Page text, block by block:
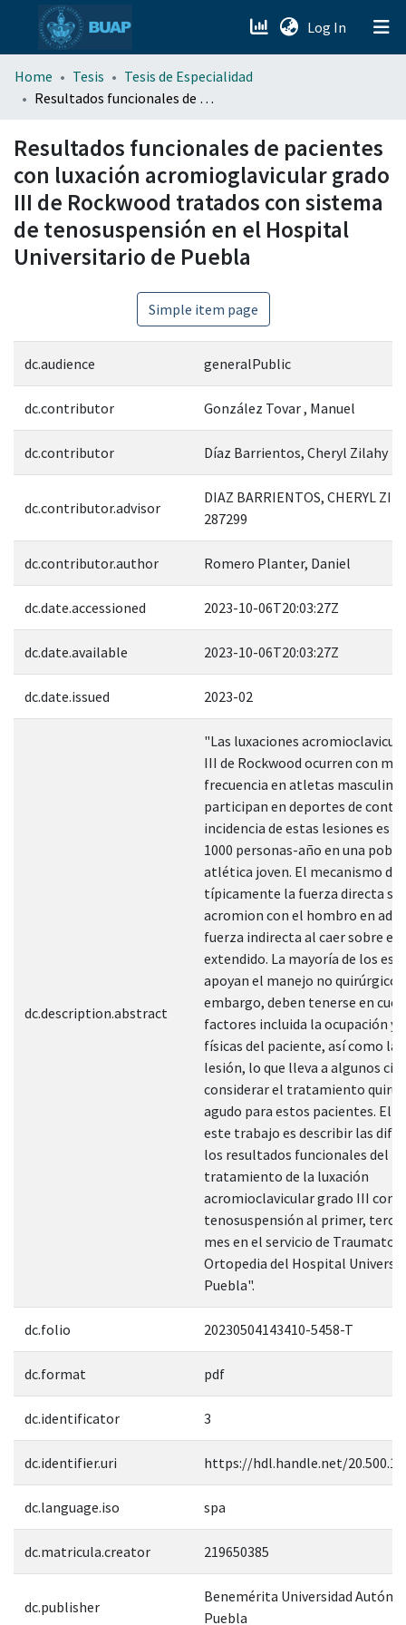
Log In (current)
menu.section.about_menu
Home Tesis
Tesis de Especialidad
Resultados funcionales de pacientes con luxación acromioglavicular grado III de Rockwood tratados con sistema de tenosuspensión en el Hospital Universitario de Puebla
Resultados funcionales de pacientes
con luxación acromioglavicular grado
III de Rockwood tratados con sistema
de tenosuspensión en el Hospital
Universitario de Puebla
Simple item page
dc.audience generalPublic
dc.contributor González Tovar , Manuel
dc.contributor Díaz Barrientos, Cheryl Zilahy
dc.contributor.advisor
DIAZ BARRIENTOS, CHERYL
287299
dc.contributor.author Romero Planter, Daniel
dc.date.accessioned 2023-10-06T20:03:27Z
dc.date.available 2023-10-06T20:03:27Z
dc.date.issued 2023-02
dc.description.abstract
"Las luxaciones
III de Rockwood ocurren con
frecuencia en atletas
participan en deportes de
incidencia de estas lesiones es
1000 personas-año en una
atlética joven. El mecanismo de
típicamente la fuerza directa
acromion con el hombro en
fuerza indirecta al caer sobre el
extendido. La mayoría de los
apoyan el manejo no quirúrgico,
embargo, deben tenerse en
factores incluida la ocupación y
físicas del paciente, así como la
lesión, lo que lleva a algunos
considerar el tratamiento
agudo para estos pacientes. El
este trabajo es describir las
los resultados funcionales del
tratamiento de la luxación
acromioclavicular grado III con
tenosuspensión al primer,
mes en el servicio de
Ortopedia del Hospital
Puebla".
dc.folio 20230504143410-5458-T
dc.format pdf
dc.identificator 3
dc.identifier.uri https://hdl.handle.net/
dc.language.iso spa
dc.matricula.creator 219650385
dc.publisher
Benemérita Universidad
Puebla